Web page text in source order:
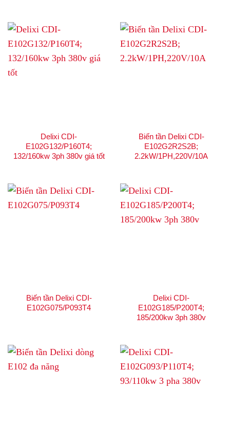
Delixi CDI-
E102G132/P160T4;
132/160kw 3ph 380v giá tốt
Biến tần Delixi CDI-
E102G2R2S2B;
2.2kW/1PH,220V/10A
Biến tần Delixi CDI-
E102G075/P093T4
Delixi CDI-
E102G185/P200T4;
185/200kw 3ph 380v